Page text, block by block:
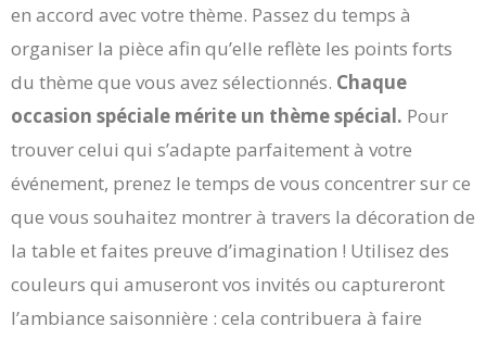
en accord avec votre thème. Passez du temps à
organiser la pièce afin qu’elle reflète les points forts
du thème que vous avez sélectionnés. Chaque
occasion spéciale mérite un thème spécial. Pour
trouver celui qui s’adapte parfaitement à votre
événement, prenez le temps de vous concentrer sur ce
que vous souhaitez montrer à travers la décoration de
la table et faites preuve d’imagination ! Utilisez des
couleurs qui amuseront vos invités ou captureront
l’ambiance saisonnière : cela contribuera à faire